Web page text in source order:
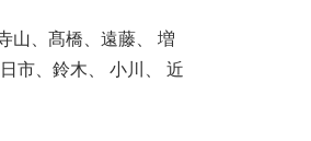
山、髙橋、遠藤、 増
市、鈴木、 小川、 近